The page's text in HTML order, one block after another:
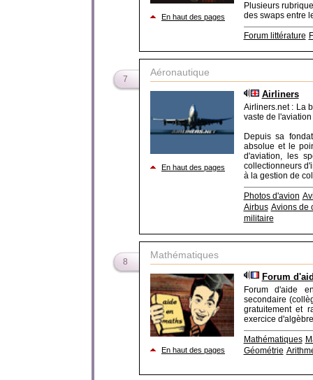
En haut des pages
Plusieurs
des swaps entre
Forum littérature
7
Aéronautique
En haut des pages
Airliners
Airliners.net : La
vaste de
Depuis sa
absolue et le
d'aviation, les
collectionneurs
à la gestion de
Photos d'avion
Airbus Avions de
militaire
8
Mathématiques
En haut des pages
Forum
Forum d'aide
secondaire
gratuitement et
exercice
Mathématiques
Géométrie